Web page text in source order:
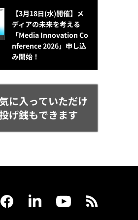
【3月18日(水)開催】メ
ディアの未来を考える
「Media Innovation Co
nference 2026」申し込
み開始！
に入っていただけ
げ銭もできます